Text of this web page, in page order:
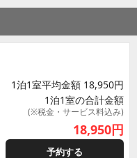
1泊1室平均金額 18,950円
1泊1室の合計金額
(※税金・サービス料込み)
18,950円
予約する